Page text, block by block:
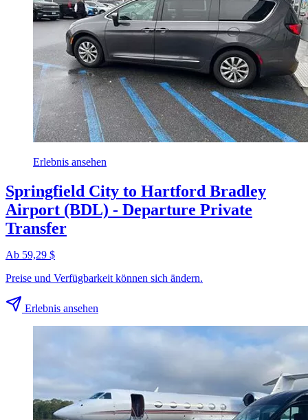
Erlebnis ansehen
Springfield City to Hartford Bradley
Airport (BDL) - Departure Private
Transfer
Ab 59,29 $
Preise und Verfügbarkeit können sich ändern.
Erlebnis ansehen